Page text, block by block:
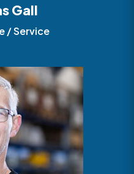
Gall
/ Service